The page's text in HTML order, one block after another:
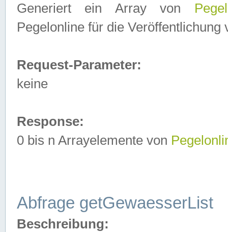
Generiert ein Array von
Pegelonline für die Veröffentlichung
Request-Parameter:
keine
Response:
0 bis n Arrayelemente von
Abfrage getGewaesserList
Beschreibung: